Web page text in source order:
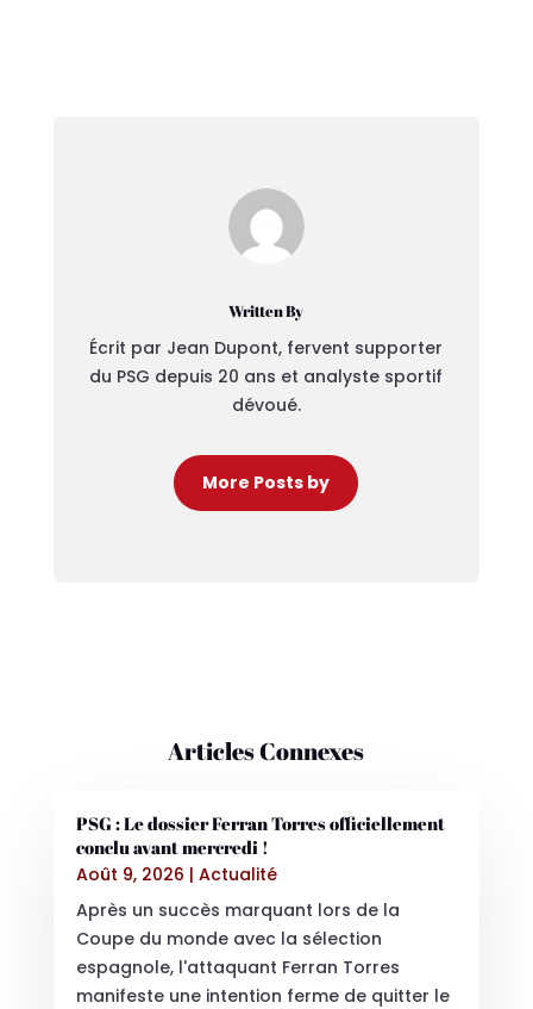
Written By
Écrit par Jean Dupont, fervent supporter
du PSG depuis 20 ans et analyste sportif
dévoué.
More Posts by
Articles Connexes
PSG : Le dossier Ferran Torres officiellement
conclu avant mercredi !
Août 9, 2026 | Actualité
Après un succès marquant lors de la
Coupe du monde avec la sélection
espagnole, l'attaquant Ferran Torres
manifeste une intention ferme de quitter le